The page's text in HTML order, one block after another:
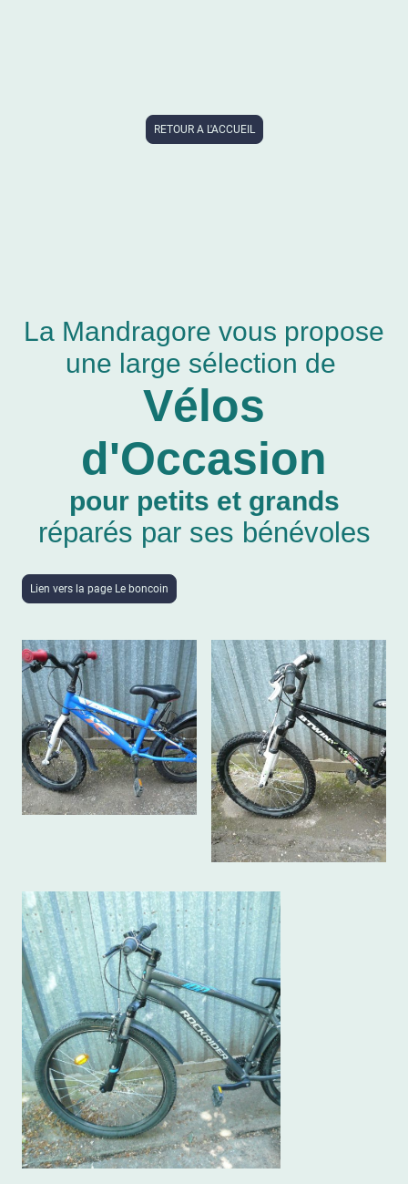
RETOUR A L'ACCUEIL
La Mandragore vous propose
une large sélection de
Vélos
d'Occasion
pour petits et grands
réparés par ses bénévoles
Lien vers la page Le boncoin